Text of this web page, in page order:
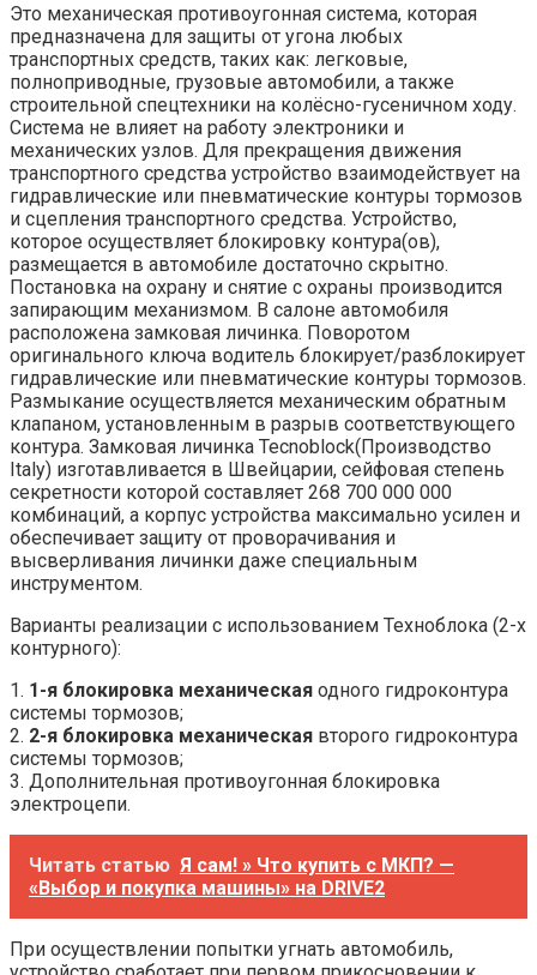
Это механическая противоугонная система, которая
предназначена для защиты от угона любых
транспортных средств, таких как: легковые,
полноприводные, грузовые автомобили, а также
строительной спецтехники на колёсно-гусеничном ходу.
Система не влияет на работу электроники и
механических узлов. Для прекращения движения
транспортного средства устройство взаимодействует на
гидравлические или пневматические контуры тормозов
и сцепления транспортного средства. Устройство,
которое осуществляет блокировку контура(ов),
размещается в автомобиле достаточно скрытно.
Постановка на охрану и снятие с охраны производится
запирающим механизмом. В салоне автомобиля
расположена замковая личинка. Поворотом
оригинального ключа водитель блокирует/разблокирует
гидравлические или пневматические контуры тормозов.
Размыкание осуществляется механическим обратным
клапаном, установленным в разрыв соответствующего
контура. Замковая личинка Tecnoblock(Производство
Italy) изготавливается в Швейцарии, сейфовая степень
секретности которой составляет 268 700 000 000
комбинаций, а корпус устройства максимально усилен и
обеспечивает защиту от проворачивания и
высверливания личинки даже специальным
инструментом.
Варианты реализации с использованием Техноблока (2-х
контурного):
1. 1-я блокировка механическая одного гидроконтура
системы тормозов;
2. 2-я блокировка механическая второго гидроконтура
системы тормозов;
3. Дополнительная противоугонная блокировка
электроцепи.
Читать статью Я сам! » Что купить с МКП? —
«Выбор и покупка машины» на DRIVE2
При осуществлении попытки угнать автомобиль,